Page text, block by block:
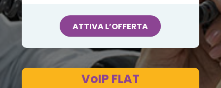
ATTIVA L’OFFERTA
VoIP FLAT